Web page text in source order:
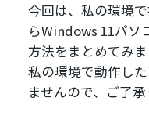
今回は、私の環境
らWindows 11パソ
方法をまとめてみ
私の環境で動作し
ませんので、ご了承